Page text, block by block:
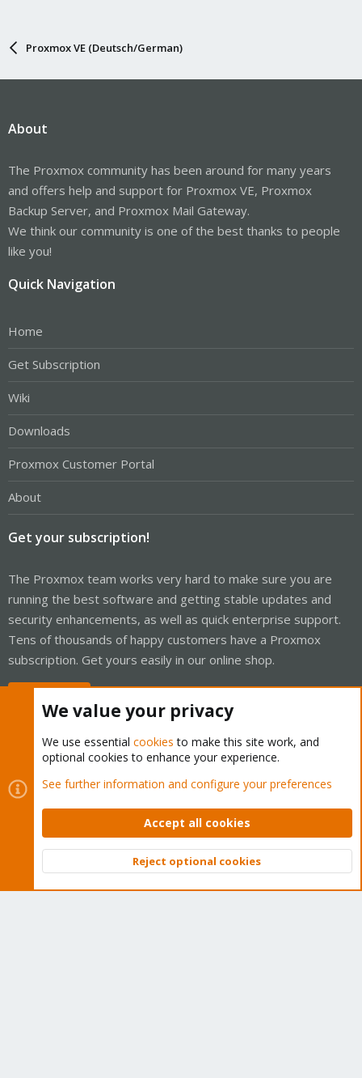
Proxmox VE (Deutsch/German)
About
The Proxmox community has been around for many years
and offers help and support for Proxmox VE, Proxmox
Backup Server, and Proxmox Mail Gateway.
We think our community is one of the best thanks to people
like you!
Quick Navigation
Home
Get Subscription
Wiki
Downloads
Proxmox Customer Portal
About
Get your subscription!
The Proxmox team works very hard to make sure you are
running the best software and getting stable updates and
security enhancements, as well as quick enterprise support.
Tens of thousands of happy customers have a Proxmox
subscription. Get yours easily in our online shop.
Cookies
Proxmox Support Forum - Light Mode
Contact us
Terms and rules Privacy policy Help Home
Community platform by XenForo © 2010-2026 XenForo Ltd.
Top
We value your privacy
We use essential cookies to make this site work, and
optional cookies to enhance your experience.
See further information and configure your preferences
Accept all cookies
Reject optional cookies